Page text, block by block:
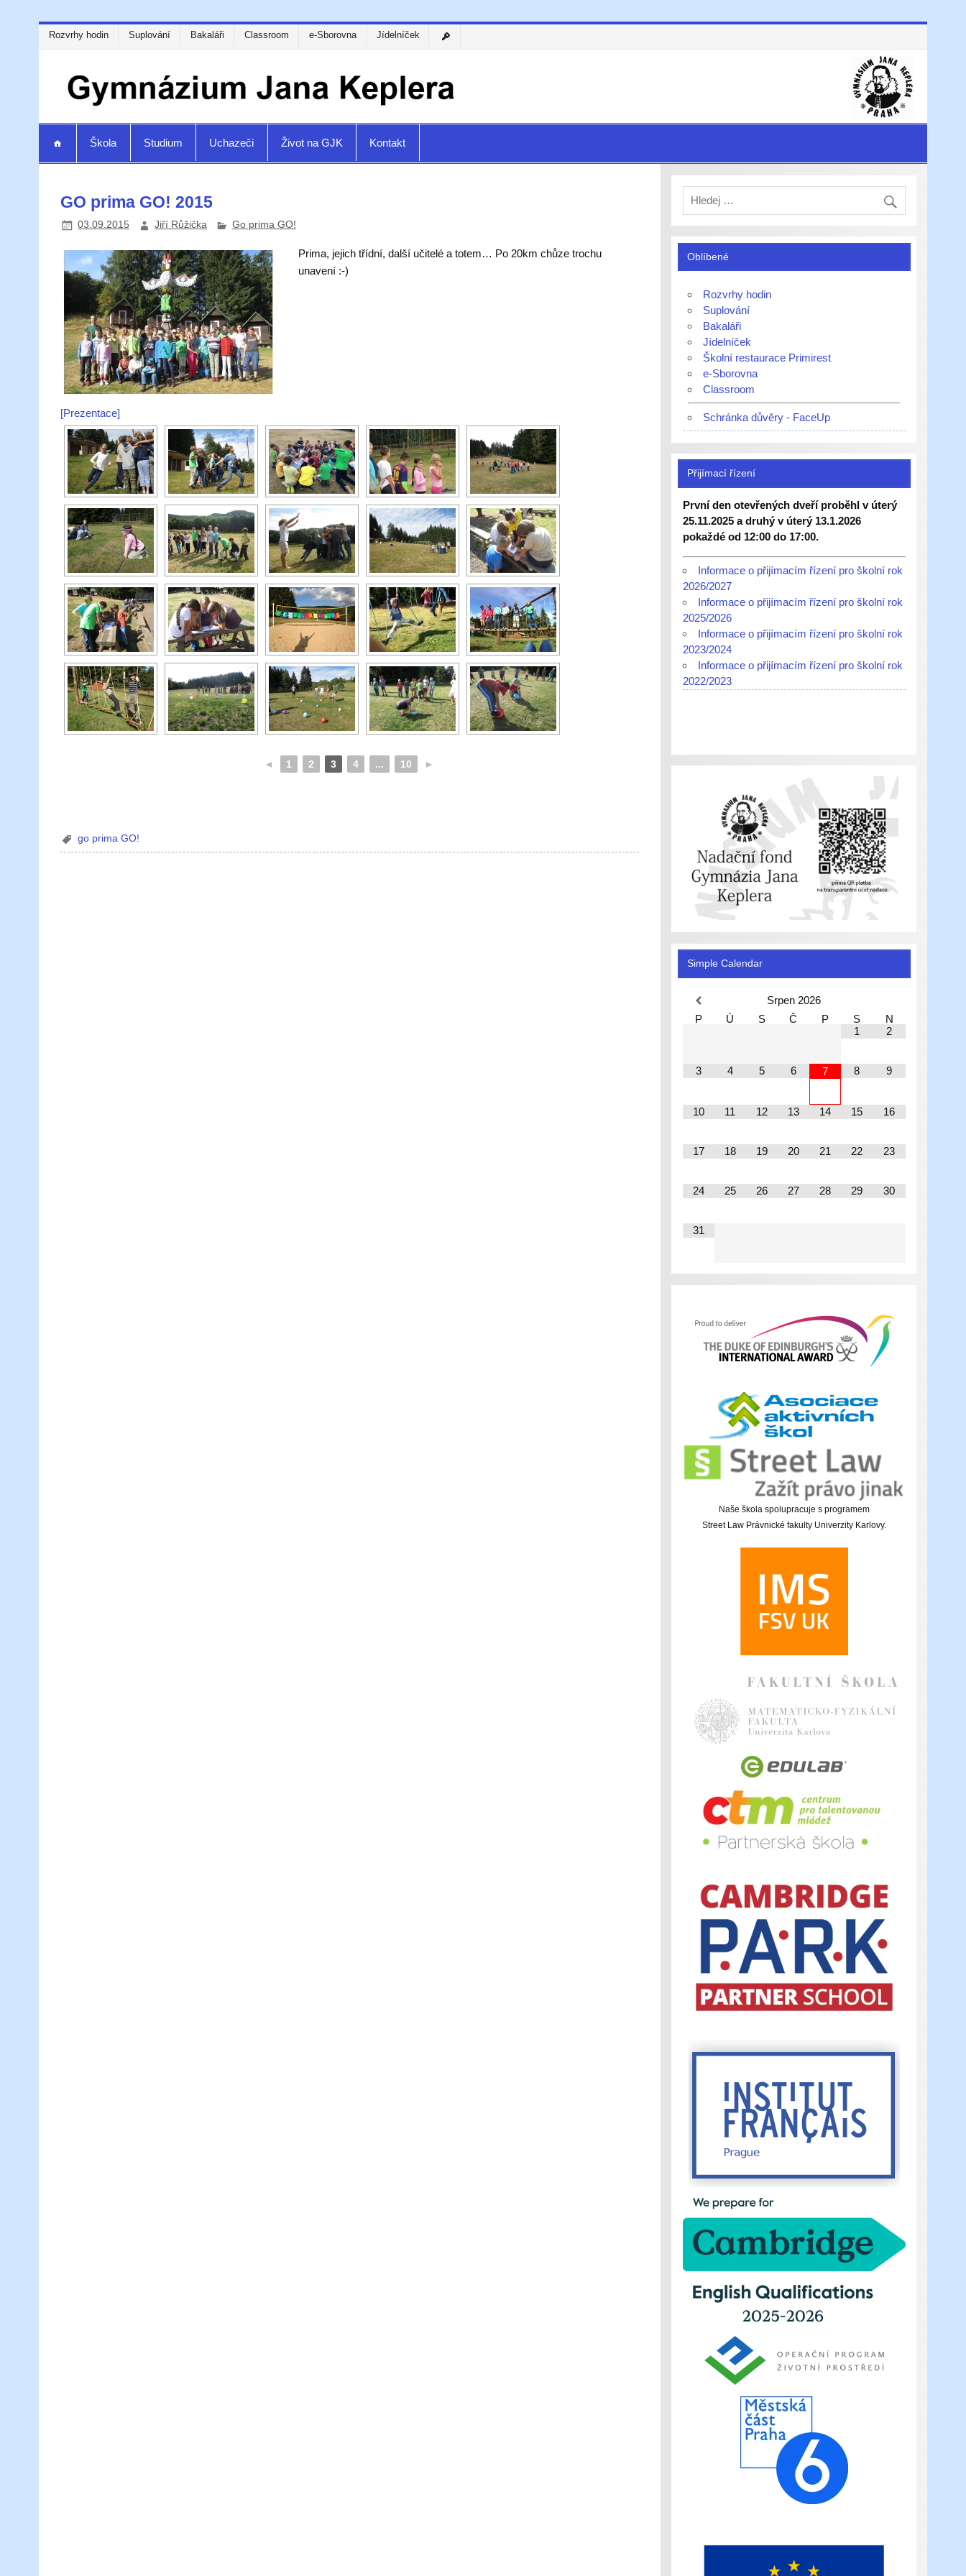
Rozvrhy hodin Suplování Bakaláři Classroom e-Sborovna Jídelníček
Škola Studium Uchazeči Život na GJK Kontakt
GO prima GO! 2015
03.09.2015 Jiří Růžička Go prima GO!
Prima, jejich třídní, další učitelé a totem… Po 20km chůze trochu
unavení :-)
[Prezentace]
◄ 1 2 3 4 ... 10 ►
go prima GO!
Oblíbené
Rozvrhy hodin
Suplování
Bakaláři
Jídelníček
Školní restaurace Primirest
e-Sborovna
Classroom
Schránka důvěry - FaceUp
Přijímací řízení
První den otevřených dveří proběhl v úterý
25.11.2025 a druhý v úterý 13.1.2026
pokaždé od 12:00 do 17:00.
Informace o přijímacím řízení pro školní rok
2026/2027
Informace o přijímacím řízení pro školní rok
2025/2026
Informace o přijímacím řízení pro školní rok
2023/2024
Informace o přijímacím řízení pro školní rok
2022/2023
Simple Calendar
Srpen 2026
P
Ú S Č P S
N
1
2
3 4 5 6 7 8 9
10 11 12 13 14 15 16
17 18 19 20 21 22 23
24 25 26 27 28 29 30
31
Naše škola spolupracuje s programem
Street Law Právnické fakulty Univerzity Karlovy.